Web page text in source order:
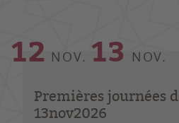
12 NOV. 13 NOV.
Premières journées
13nov2026